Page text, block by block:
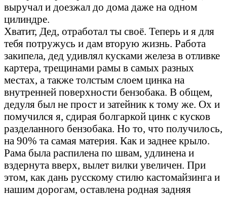
выручал и доезжал до дома даже на одном
цилиндре.
Хватит, Дед, отработал ты своё. Теперь и я для
тебя потружусь и дам вторую жизнь. Работа
закипела, дед удивлял кусками железа в отливке
картера, трещинами рамы в самых разных
местах, а также толстым слоем цинка на
внутренней поверхности бензобака. В общем,
дедуля был не прост и затейник к тому же. Ох и
помучился я, сдирая болгаркой цинк с кусков
разделанного бензобака. Но то, что получилось,
на 90% та самая материя. Как и заднее крыло.
Рама была распилена по швам, удлинена и
вздернута вверх, вылет вилки увеличен. При
этом, как дань русскому стилю кастомайзинга и
нашим дорогам, оставлена родная задняя